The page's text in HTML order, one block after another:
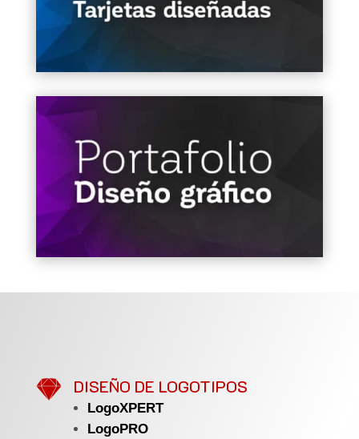
 DISEÑO DE LOGOTIPOS
LogoXPERT
LogoPRO